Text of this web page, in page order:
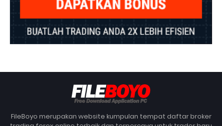
FileBoyo merupakan website kumpulan tempat daftar broker